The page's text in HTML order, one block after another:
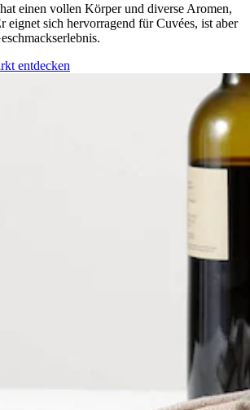
einen vollen Körper und diverse Aromen,
eignet sich hervorragend für Cuvées, ist aber
entdecken